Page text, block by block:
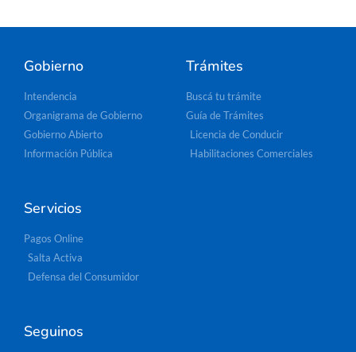
Gobierno
Intendencia
Organigrama de Gobierno
Gobierno Abierto
Información Pública
Trámites
Buscá tu trámite
Guía de Trámites
Licencia de Conducir
Habilitaciones Comerciales
Servicios
Pagos Online
Salta Activa
Defensa del Consumidor
Seguinos